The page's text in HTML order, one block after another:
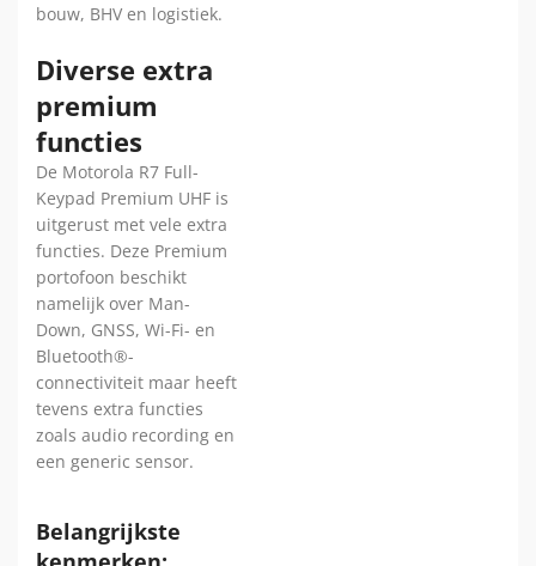
bouw, BHV en logistiek.
Diverse extra
premium
functies
De Motorola R7 Full-
Keypad Premium UHF is
uitgerust met vele extra
functies. Deze Premium
portofoon beschikt
namelijk over Man-
Down, GNSS, Wi-Fi- en
Bluetooth®-
connectiviteit maar heeft
tevens extra functies
zoals audio recording en
een generic sensor.
Belangrijkste